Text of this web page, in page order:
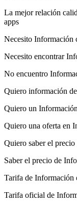
La mejor relación
apps
Necesito Información
Necesito encontrar
No encuentro
Quiero información
Quiero un
Quiero una oferta en
Quiero saber el
Saber el precio de
Tarifa de Información
Tarifa oficial de